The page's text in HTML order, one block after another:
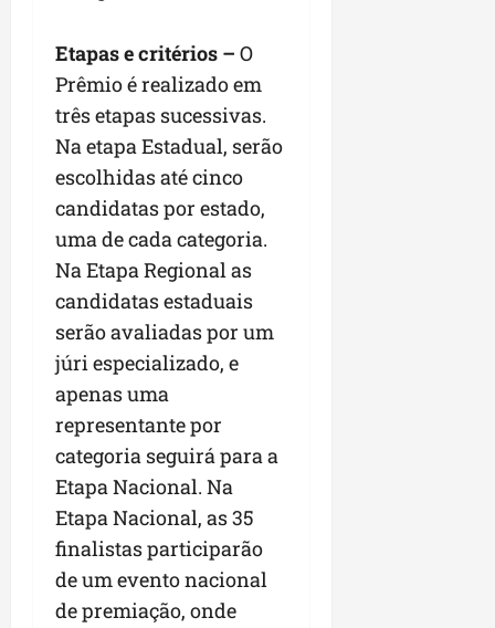
Etapas e critérios – O
Prêmio é realizado em
três etapas sucessivas.
Na etapa Estadual, serão
escolhidas até cinco
candidatas por estado,
uma de cada categoria.
Na Etapa Regional as
candidatas estaduais
serão avaliadas por um
júri especializado, e
apenas uma
representante por
categoria seguirá para a
Etapa Nacional. Na
Etapa Nacional, as 35
finalistas participarão
de um evento nacional
de premiação, onde